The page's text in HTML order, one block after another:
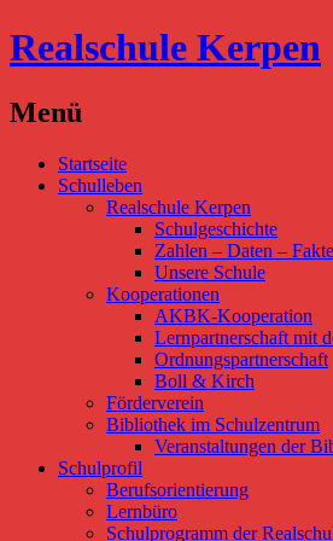
Realschule Kerpen
Menü
Direkt
zum
Startseite
Schulleben
Realschule Kerpen
Schulgeschichte
Zahlen – Daten –
Unsere Schule
Kooperationen
AKBK-Kooperation
Lernpartnerschaft mit
Ordnungspartnerschaft
Boll & Kirch
Förderverein
Bibliothek im Schulzentrum
Veranstaltungen der
Schulprofil
Berufsorientierung
Lernbüro
Schulprogramm der